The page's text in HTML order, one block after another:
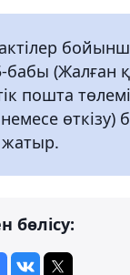
бабы (Жалған
пошта
өткiзу)
жатыр.
бөлісу: